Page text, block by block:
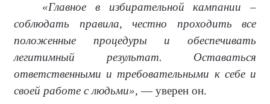
«Главное в избирательной кампании –
соблюдать правила, честно проходить все
положенные процедуры и обеспечивать
легитимный результат. Оставаться
ответственными и требовательными к себе и
своей работе с людьми», — уверен он.